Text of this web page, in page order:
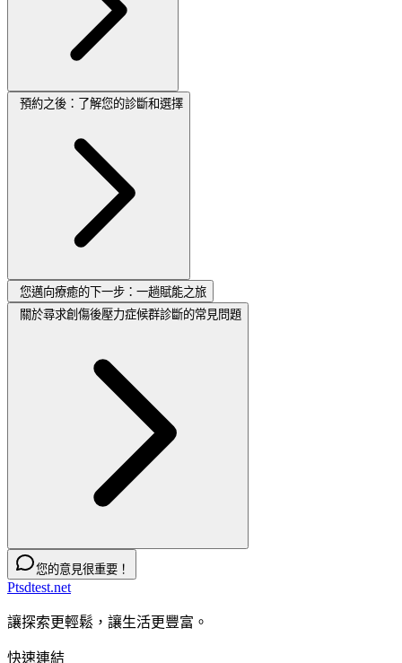
預約之後：了解您的診斷和選擇
您邁向療癒的下一步：一趟賦能之旅
關於尋求創傷後壓力症候群診斷的常見問題
您的意見很重要！
Ptsdtest.net
讓探索更輕鬆，讓生活更豐富。
快速連結